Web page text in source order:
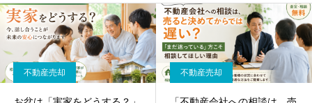
不動産売却 不動産売却